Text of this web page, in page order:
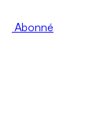
Abonné